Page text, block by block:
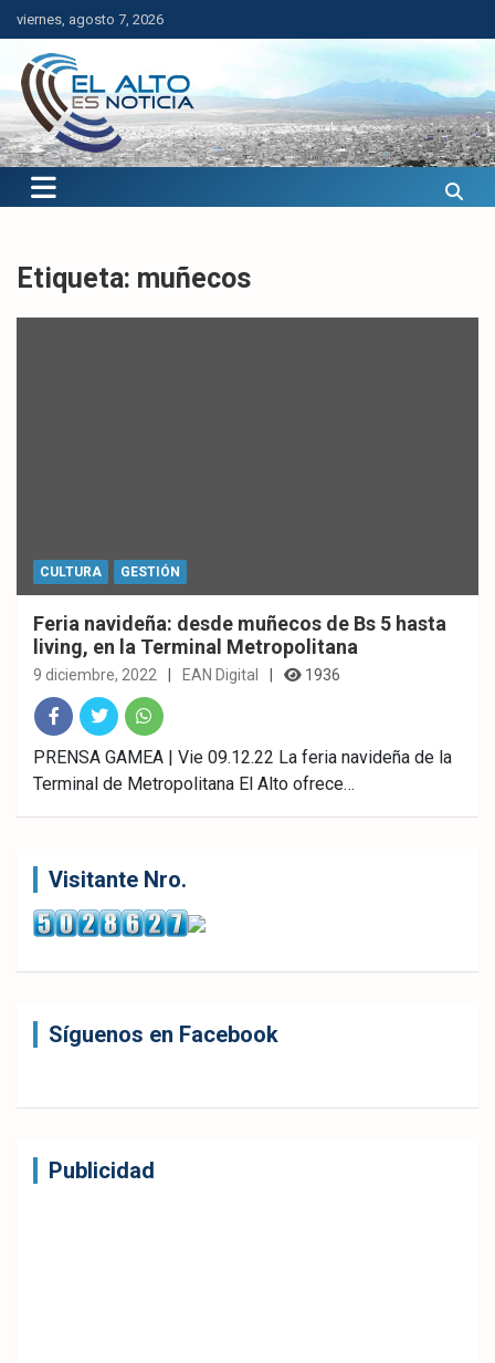
Saltar
al
contenido
viernes, agosto 7, 2026
El Alto es Noticia
Últimas noticias de El Alto, Bolivia y el mundo.
Etiqueta: muñecos
CULTURA GESTIÓN
Feria navideña: desde muñecos de Bs 5 hasta
living, en la Terminal Metropolitana
9 diciembre, 2022 EAN Digital 1936
Fac
ebo
Twitt
er
What
sAp
PRENSA GAMEA | Vie 09.12.22 La feria navideña de la
Terminal de Metropolitana El Alto ofrece…
Visitante Nro.
Síguenos en Facebook
Publicidad